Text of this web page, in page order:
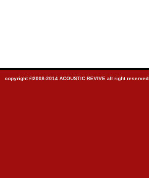
copyright ©2008-2014 ACOUSTIC REVIVE all right reserved.